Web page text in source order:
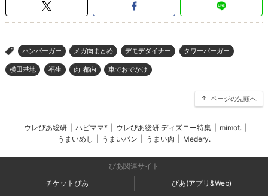
> ハンバーガー メガ肉まとめ デモデダイナー タワーバーガー
横田基地 福生 肉_都内 車でおでかけ
ページの先頭へ
ウレぴあ総研 ハピママ* ウレぴあ総研 ディズニー特集 mimot.
うまいめし
うまいパン うまい肉 Medery.
ぴあ関連サイト
チケットぴあ
ぴあ(アプリ&Web)